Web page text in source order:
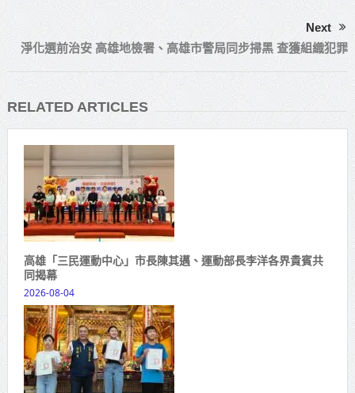
Next
淨化選前治安 高雄地檢署、高雄市警局同步掃黑 查獲組織犯罪
RELATED ARTICLES
高雄「三民運動中心」市長陳其邁、運動部長李洋各界貴賓共
同揭幕
2026-08-04